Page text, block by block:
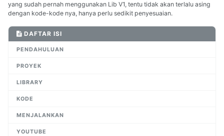
yang sudah pernah menggunakan Lib V1, tentu tidak akan terlalu asing
dengan kode-kode nya, hanya perlu sedikit penyesuaian.
DAFTAR ISI
PENDAHULUAN
PROYEK
LIBRARY
KODE
MENJALANKAN
YOUTUBE